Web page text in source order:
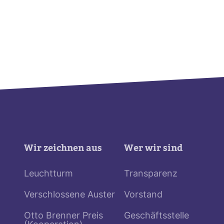
Wir zeichnen aus
Leuchtturm
Verschlossene Auster
Otto Brenner Preis
Wer wir sind
Transparenz
Vorstand
Geschäftsstelle